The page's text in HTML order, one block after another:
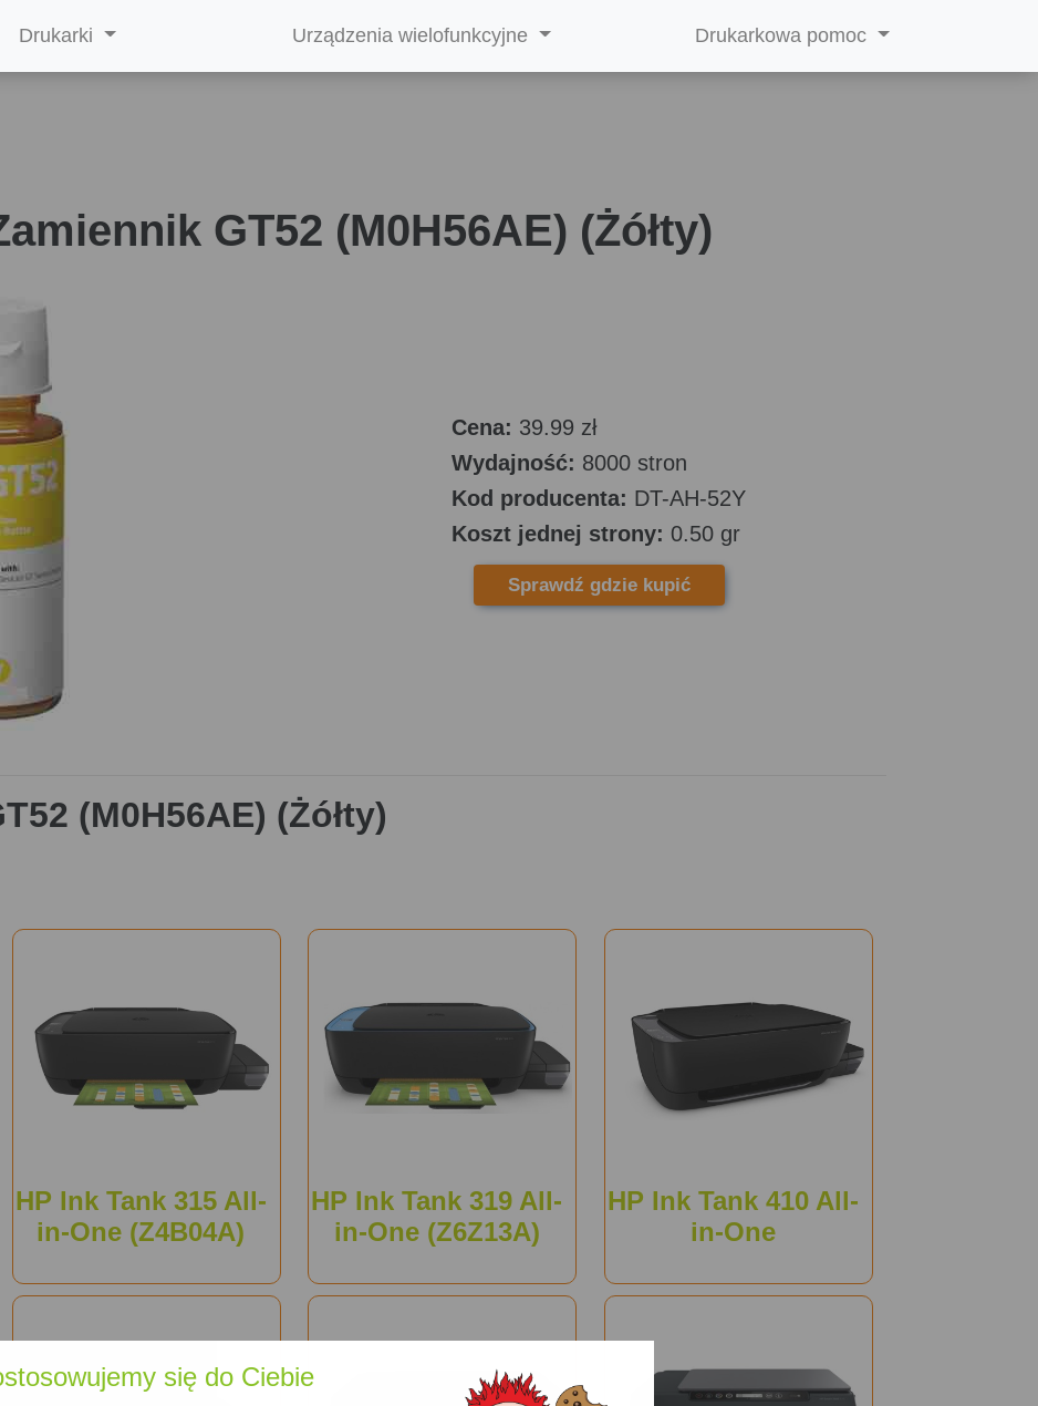
się do Ciebie
Drukarki Urządzenia wielofunkcyjne Drukarkowa pomoc
GT52 (M0H56AE) (Żółty)
Cena: 39.99 zł
Wydajność: 8000 stron
Kod producenta: DT-AH-52Y
Koszt jednej strony: 0.50 gr
Sprawdź gdzie kupić
(M0H56AE) (Żółty)
HP Ink Tank 315 All-
in-One (Z4B04A)
HP Ink Tank 319 All-
in-One (Z6Z13A)
HP Ink Tank 410 All-
in-One